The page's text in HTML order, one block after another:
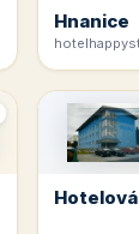
Hnanice